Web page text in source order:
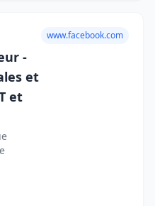
-
et
et
www.facebook.com